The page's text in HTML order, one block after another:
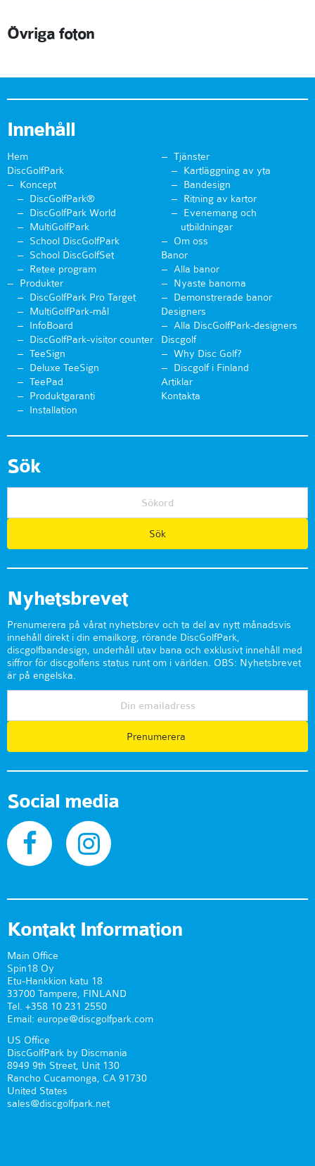
Övriga foton
Innehåll
Hem
DiscGolfPark
Koncept
DiscGolfPark®
DiscGolfPark World
MultiGolfPark
School DiscGolfPark
School DiscGolfSet
Retee program
Produkter
DiscGolfPark Pro Target
MultiGolfPark-mål
InfoBoard
DiscGolfPark-visitor counter
TeeSign
Deluxe TeeSign
TeePad
Produktgaranti
Installation
Tjänster
Kartläggning av yta
Bandesign
Ritning av kartor
Evenemang och
utbildningar
Om oss
Banor
Alla banor
Nyaste banorna
Demonstrerade banor
Designers
Alla DiscGolfPark-designers
Discgolf
Why Disc Golf?
Discgolf i Finland
Artiklar
Kontakta
Sök
Nyhetsbrevet
Prenumerera på vårat nyhetsbrev och ta del av nytt månadsvis
innehåll direkt i din emailkorg, rörande DiscGolfPark,
discgolfbandesign, underhåll utav bana och exklusivt innehåll med
siffror för discgolfens status runt om i världen. OBS: Nyhetsbrevet
är på engelska.
Prenumerera
Social media
Kontakt Information
Main Office
Spin18 Oy
Etu-Hankkion katu 18
33700 Tampere, FINLAND
Tel. +358 10 231 2550
Email: europe@discgolfpark.com
US Office
DiscGolfPark by Discmania
8949 9th Street, Unit 130
Rancho Cucamonga, CA 91730
United States
sales@discgolfpark.net